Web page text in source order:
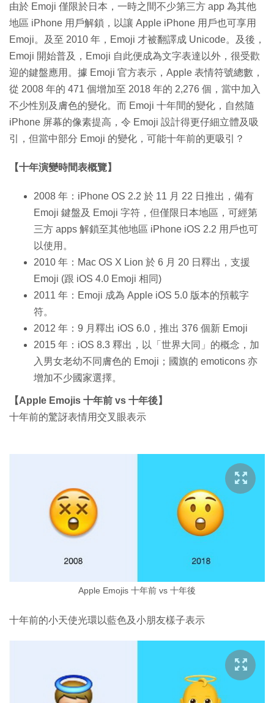
由於 Emoji 僅限於日本，一時之間不少第三方 app 為其他
地區 iPhone 用戶解鎖，以讓 Apple iPhone 用戶也可享用
Emoji。及至 2010 年，Emoji 才被翻譯成 Unicode。及後，
Emoji 開始普及，Emoji 自此便成為文字表達以外，很受歡
迎的鍵盤應用。據 Emoji 官方表示，Apple 表情符號總數，
從 2008 年的 471 個增加至 2018 年的 2,276 個，當中加入
不少性別及膚色的變化。而 Emoji 十年間的變化，自然隨
iPhone 屏幕的像素提高，令 Emoji 設計得更仔細立體及吸
引，但當中部分 Emoji 的變化，可能十年前的更吸引？
【十年演變時間表概覽】
2008 年：iPhone OS 2.2 於 11 月 22 日推出，備有
Emoji 鍵盤及 Emoji 字符，但僅限日本地區，可經第
三方 apps 解鎖至其他地區 iPhone iOS 2.2 用戶也可
以使用。
2010 年：Mac OS X Lion 於 6 月 20 日釋出，支援
Emoji (跟 iOS 4.0 Emoji 相同)
2011 年：Emoji 成為 Apple iOS 5.0 版本的預載字
符。
2012 年：9 月釋出 iOS 6.0，推出 376 個新 Emoji
2015 年：iOS 8.3 釋出，以「世界大同」的概念，加
入男女老幼不同膚色的 Emoji；國旗的 emoticons 亦
增加不少國家選擇。
【Apple Emojis 十年前 vs 十年後】
十年前的驚訝表情用交叉眼表示
Apple Emojis 十年前 vs 十年後
十年前的小天使光環以藍色及小朋友樣子表示